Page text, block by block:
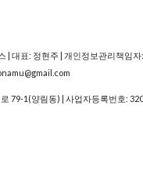
| 대표: 정현주 | 개인정보관리책임
79-1(양림동) | 사업자등록번호: